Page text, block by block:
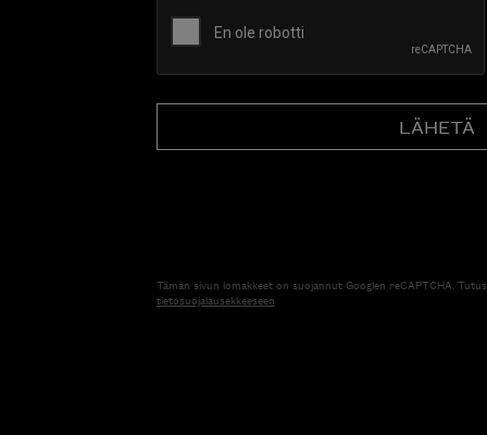
Tämän sivun lomakkeet on suojannut Googlen reCAPTCHA.
tietosuojalausekkeeseen